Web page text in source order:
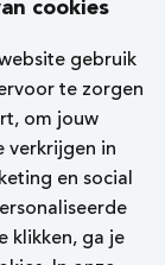
cookies
gebruik
te zorgen
om jouw
verkrijgen in
en social
klikken, ga je